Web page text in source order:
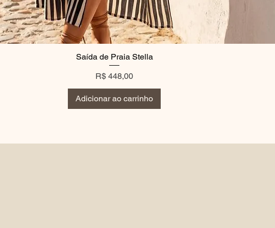
Saída de Praia Stella
Preço
R$ 448,00
Adicionar ao carrinho